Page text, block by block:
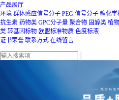
产品展厅
环境 群体感应信号分子 PEG 信号分子 糖化学
抗生素 药物类 GPC分子量 聚合物 固醇类 植
类 转基因标物 欧盟标准物质 色度标液
证书荣誉 联系方式 在线留言